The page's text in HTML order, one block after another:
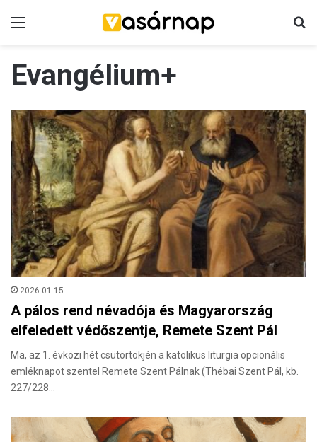
Evangélium+
2026.01.15.
A pálos rend névadója és Magyarország
elfeledett védőszentje, Remete Szent Pál
Ma, az 1. évközi hét csütörtökjén a katolikus liturgia opcionális
emléknapot szentel Remete Szent Pálnak (Thébai Szent Pál, kb.
227/228…